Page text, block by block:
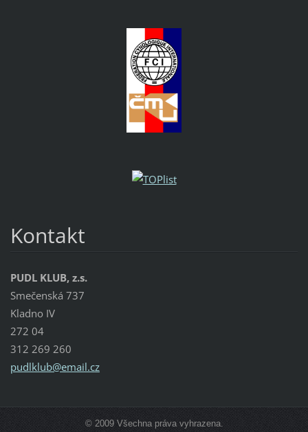
Kontakt
PUDL KLUB, z.s.
Smečenská 737
Kladno IV
272 04
312 269 260
pudlklub@email.cz
© 2009 Všechna práva vyhrazena.